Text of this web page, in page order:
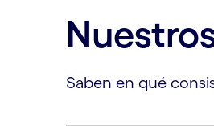
Saben en qué